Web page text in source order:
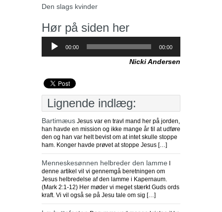
Den slags kvinder
Hør på siden her
00:00 00:00
Nicki Andersen
Lignende indlæg:
Bartimæus Jesus var en travl mand her på jorden,
han havde en mission og ikke mange år til at udføre
den og han var helt bevist om at intet skulle stoppe
ham. Konger havde prøvet at stoppe Jesus […]
Menneskesønnen helbreder den lamme I
denne artikel vil vi gennemgå beretningen om
Jesus helbredelse af den lamme i Kapernaum.
(Mark 2:1-12) Her møder vi meget stærkt Guds ords
kraft. Vi vil også se på Jesu tale om sig […]